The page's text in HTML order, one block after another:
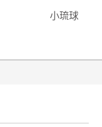
小琉球